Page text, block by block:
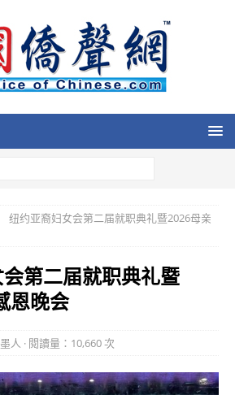
纽约亚裔妇女会第二届就职典礼暨2026母亲
第二届就职典礼暨
恩晚会
人 · 閱讀量：10,660 次